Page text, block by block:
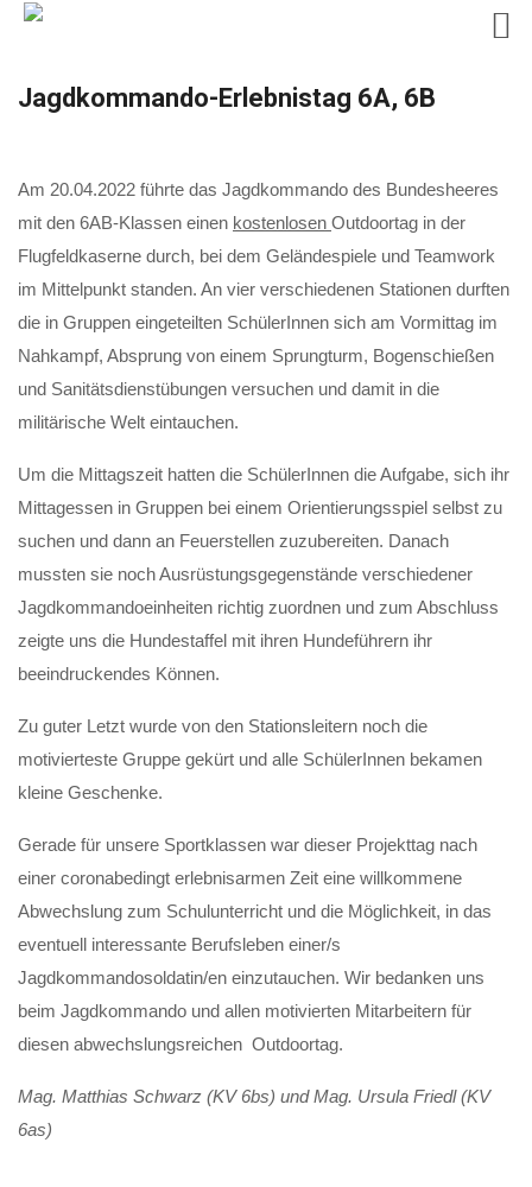
Jagdkommando-Erlebnistag 6A, 6B
Am 20.04.2022 führte das Jagdkommando des Bundesheeres
mit den 6AB-Klassen einen kostenlosen Outdoortag in der
Flugfeldkaserne durch, bei dem Geländespiele und Teamwork
im Mittelpunkt standen. An vier verschiedenen Stationen durften
die in Gruppen eingeteilten SchülerInnen sich am Vormittag im
Nahkampf, Absprung von einem Sprungturm, Bogenschießen
und Sanitätsdienstübungen versuchen und damit in die
militärische Welt eintauchen.
Um die Mittagszeit hatten die SchülerInnen die Aufgabe, sich ihr
Mittagessen in Gruppen bei einem Orientierungsspiel selbst zu
suchen und dann an Feuerstellen zuzubereiten. Danach
mussten sie noch Ausrüstungsgegenstände verschiedener
Jagdkommandoeinheiten richtig zuordnen und zum Abschluss
zeigte uns die Hundestaffel mit ihren Hundeführern ihr
beeindruckendes Können.
Zu guter Letzt wurde von den Stationsleitern noch die
motivierteste Gruppe gekürt und alle SchülerInnen bekamen
kleine Geschenke.
Gerade für unsere Sportklassen war dieser Projekttag nach
einer coronabedingt erlebnisarmen Zeit eine willkommene
Abwechslung zum Schulunterricht und die Möglichkeit, in das
eventuell interessante Berufsleben einer/s
Jagdkommandosoldatin/en einzutauchen. Wir bedanken uns
beim Jagdkommando und allen motivierten Mitarbeitern für
diesen abwechslungsreichen Outdoortag.
Mag. Matthias Schwarz (KV 6bs) und Mag. Ursula Friedl (KV
6as)